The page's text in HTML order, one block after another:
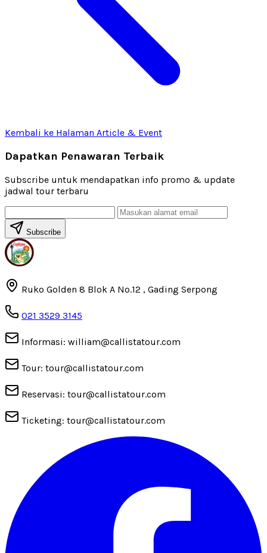
Kembali ke Halaman Article & Event
Dapatkan Penawaran Terbaik
Subscribe untuk mendapatkan info promo & update
jadwal tour terbaru
Subscribe
Ruko Golden 8 Blok A No.12 , Gading Serpong
021 3529 3145
Informasi: william@callistatour.com
Tour: tour@callistatour.com
Reservasi: tour@callistatour.com
Ticketing: tour@callistatour.com